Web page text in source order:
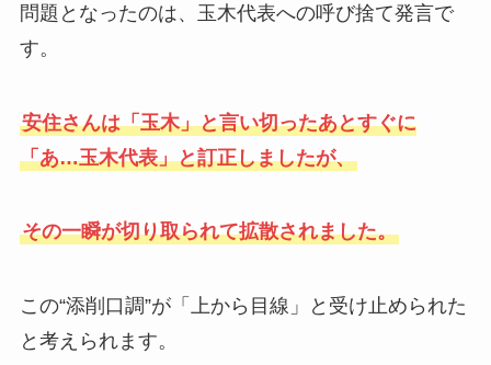
問題となったのは、玉木代表への呼び捨て発言で
す。
安住さんは「玉木」と言い切ったあとすぐに
「あ…玉木代表」と訂正しましたが、
その一瞬が切り取られて拡散されました。
この“添削口調”が「上から目線」と受け止められた
と考えられます。